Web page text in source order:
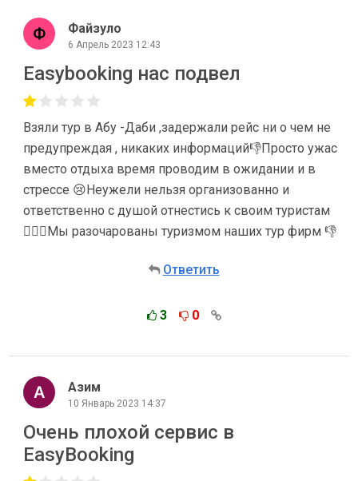
Файзуло
6 Апрель 2023 12:43
Easybooking нас подвел
Взяли тур в Абу -Даби ,задержали рейс ни о чем не
предупреждая , никаких информаций👎Просто ужас
вместо отдыха время проводим в ожидании и в
стрессе 😢Неужели нельзя организованно и
ответственно с душой отнестись к своим туристам
🤷🏻‍♀️Мы разочарованы туризмом наших тур фирм 👎
Ответить
3 0
Азим
10 Январь 2023 14:37
Очень плохой сервис в
EasyBooking